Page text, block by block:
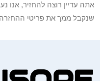
אתה עדיין רוצה להחזיר, אנו
שנקבל ממך את פריטי